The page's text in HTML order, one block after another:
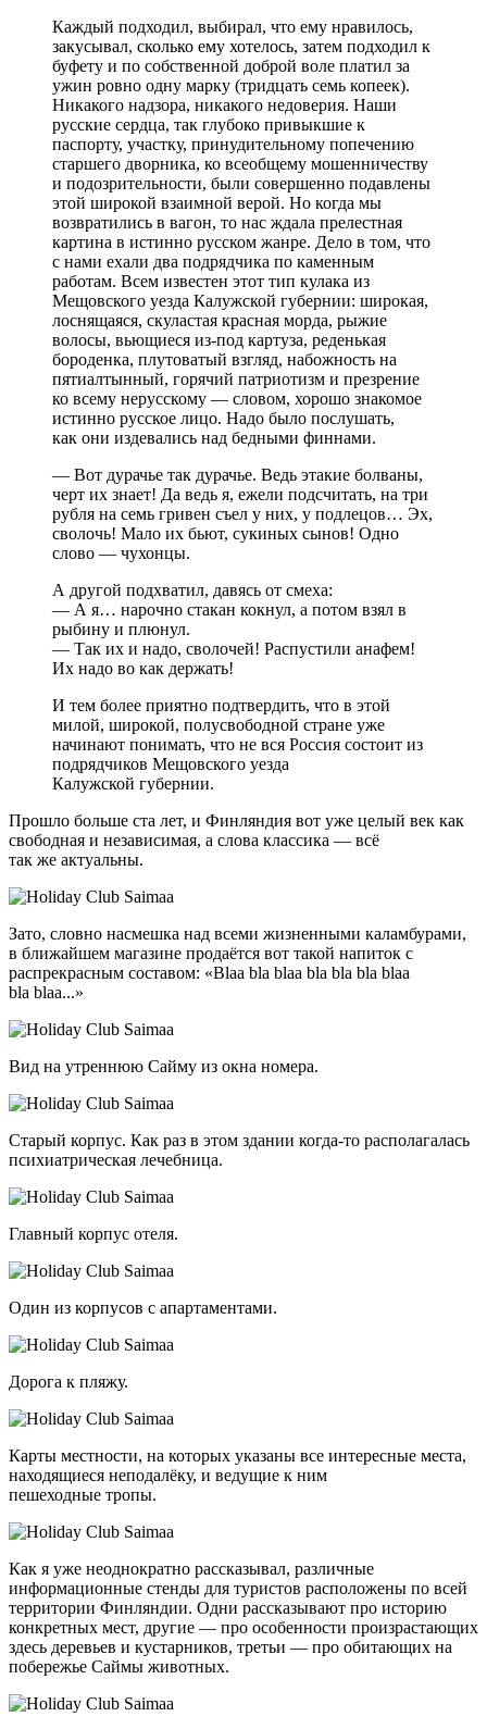
Каждый подходил, выбирал, что ему нравилось,
закусывал, сколько ему хотелось, затем подходил к
буфету и по собственной доброй воле платил за
ужин ровно одну марку (тридцать семь копеек).
Никакого надзора, никакого недоверия. Наши
русские сердца, так глубоко привыкшие к
паспорту, участку, принудительному попечению
старшего дворника, ко всеобщему мошенничеству
и подозрительности, были совершенно подавлены
этой широкой взаимной верой. Но когда мы
возвратились в вагон, то нас ждала прелестная
картина в истинно русском жанре. Дело в том, что
с нами ехали два подрядчика по каменным
работам. Всем известен этот тип кулака из
Мещовского уезда Калужской губернии: широкая,
лоснящаяся, скуластая красная морда, рыжие
волосы, вьющиеся из-под картуза, реденькая
бороденка, плутоватый взгляд, набожность на
пятиалтынный, горячий патриотизм и презрение
ко всему нерусскому — словом, хорошо знакомое
истинно русское лицо. Надо было послушать,
как они издевались над бедными финнами.
— Вот дурачье так дурачье. Ведь этакие болваны,
черт их знает! Да ведь я, ежели подсчитать, на три
рубля на семь гривен съел у них, у подлецов… Эх,
сволочь! Мало их бьют, сукиных сынов! Одно
слово — чухонцы.
А другой подхватил, давясь от смеха:
— А я… нарочно стакан кокнул, а потом взял в
рыбину и плюнул.
— Так их и надо, сволочей! Распустили анафем!
Их надо во как держать!
И тем более приятно подтвердить, что в этой
милой, широкой, полусвободной стране уже
начинают понимать, что не вся Россия состоит из
подрядчиков Мещовского уезда
Калужской губернии.
Прошло больше ста лет, и Финляндия вот уже целый век как
свободная и независимая, а слова классика — всё
так же актуальны.
Зато, словно насмешка над всеми жизненными каламбурами,
в ближайшем магазине продаётся вот такой напиток с
распрекрасным составом: «Blaa bla blaa bla bla bla blaa
bla blaa...»
Вид на утреннюю Сайму из окна номера.
Старый корпус. Как раз в этом здании когда-то располагалась
психиатрическая лечебница.
Главный корпус отеля.
Один из корпусов с апартаментами.
Дорога к пляжу.
Карты местности, на которых указаны все интересные места,
находящиеся неподалёку, и ведущие к ним
пешеходные тропы.
Как я уже неоднократно рассказывал, различные
информационные стенды для туристов расположены по всей
территории Финляндии. Одни рассказывают про историю
конкретных мест, другие — про особенности произрастающих
здесь деревьев и кустарников, третьи — про обитающих на
побережье Саймы животных.